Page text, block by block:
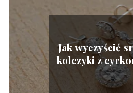
Jak wyczyścić
kolczyki z